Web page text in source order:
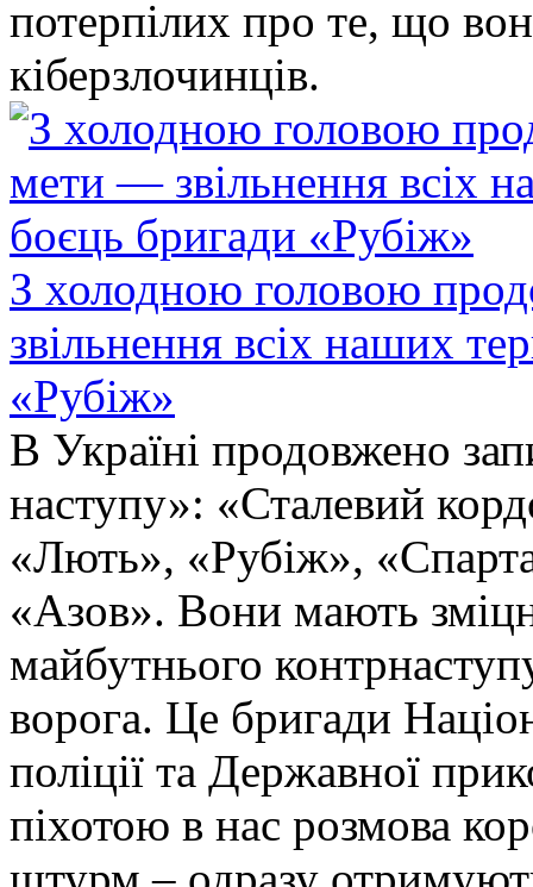
потерпілих про те, що
кіберзлочинців.
З холодною головою
звільнення всіх наших
«Рубіж»
В Україні продовжено
наступу»: «Сталевий
«Лють», «Рубіж»,
«Азов». Вони мають
майбутнього
ворога. Це бригади
поліції та Державної
піхотою в нас розмова